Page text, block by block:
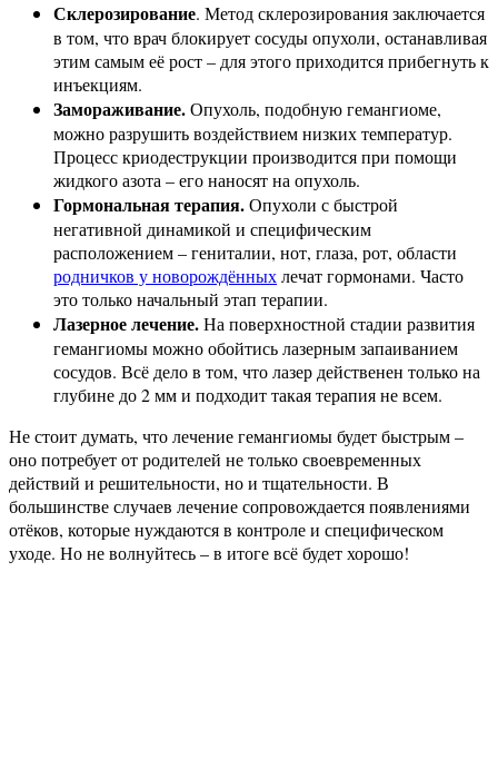
Склерозирование. Метод склерозирования заключается
в том, что врач блокирует сосуды опухоли, останавливая
этим самым её рост – для этого приходится прибегнуть к
инъекциям.
Замораживание.Опухоль, подобную гемангиоме,
можно разрушить воздействием низких температур.
Процесс криодеструкции производится при помощи
жидкого азота – его наносят на опухоль.
Гормональная терапия.Опухоли с быстрой
негативной динамикой и специфическим
расположением – гениталии, нот, глаза, рот, области
родничков у новорождённыхлечат гормонами. Часто
это только начальный этап терапии.
Лазерное лечение.На поверхностной стадии развития
гемангиомы можно обойтись лазерным запаиванием
сосудов. Всё дело в том, что лазер действенен только на
глубине до 2 мм и подходит такая терапия не всем.
Не стоит думать, что лечение гемангиомы будет быстрым –
оно потребует от родителей не только своевременных
действий и решительности, но и тщательности. В
большинстве случаев лечение сопровождается появлениями
отёков, которые нуждаются в контроле и специфическом
уходе. Но не волнуйтесь – в итоге всё будет хорошо!